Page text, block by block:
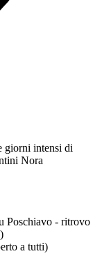
giorni intensi di
Nora
Poschiavo - ritrovo
a tutti)